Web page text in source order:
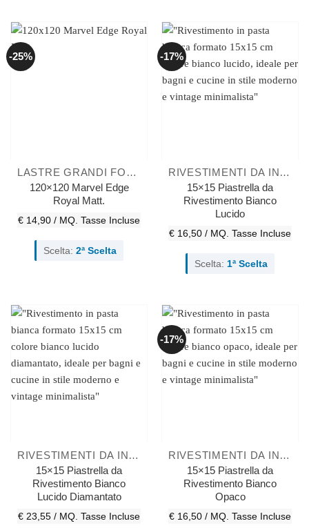
-25%
LASTRE GRANDI FORMATI
120×120 Marvel Edge
Royal Matt.
€ 14,90 / MQ. Tasse Incluse
Scelta: 2ª Scelta
-17%
RIVESTIMENTI DA INTERNO
15×15 Piastrella da
Rivestimento Bianco
Lucido
€ 16,50 / MQ. Tasse Incluse
Scelta: 1ª Scelta
RIVESTIMENTI DA INTERNO
15×15 Piastrella da
Rivestimento Bianco
Lucido Diamantato
€ 23,55 / MQ. Tasse Incluse
-17%
RIVESTIMENTI DA INTERNO
15×15 Piastrella da
Rivestimento Bianco
Opaco
€ 16,50 / MQ. Tasse Incluse